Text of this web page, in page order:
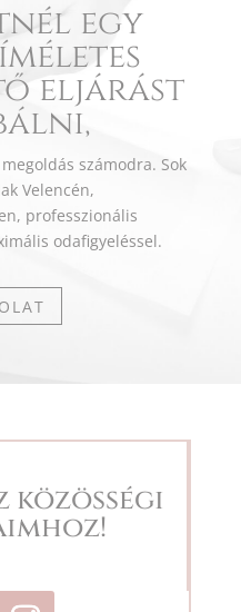
egy
eljárást
számodra. Sok
Velencén,
professzionális
odafigyeléssel.
közösségi